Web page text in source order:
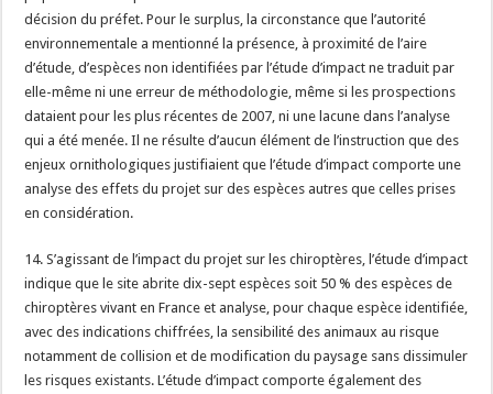
décision du préfet. Pour le surplus, la circonstance que l’autorité
environnementale a mentionné la présence, à proximité de l’aire
d’étude, d’espèces non identifiées par l’étude d’impact ne traduit par
elle-même ni une erreur de méthodologie, même si les prospections
dataient pour les plus récentes de 2007, ni une lacune dans l’analyse
qui a été menée. Il ne résulte d’aucun élément de l’instruction que des
enjeux ornithologiques justifiaient que l’étude d’impact comporte une
analyse des effets du projet sur des espèces autres que celles prises
en considération.
14. S’agissant de l’impact du projet sur les chiroptères, l’étude d’impact
indique que le site abrite dix-sept espèces soit 50 % des espèces de
chiroptères vivant en France et analyse, pour chaque espèce identifiée,
avec des indications chiffrées, la sensibilité des animaux au risque
notamment de collision et de modification du paysage sans dissimuler
les risques existants. L’étude d’impact comporte également des